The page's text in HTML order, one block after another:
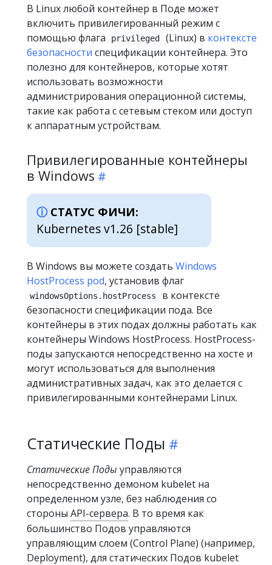
В Linux любой контейнер в Поде может
включить привилегированный режим с
помощью флага
privileged (Linux) в контексте
безопасности спецификации контейнера. Это
полезно для контейнеров, которые хотят
использовать возможности
администрирования операционной системы,
такие как работа с сетевым стеком или доступ
к аппаратным устройствам.
Привилегированные контейнеры
в Windows
СТАТУС ФИЧИ:
Kubernetes v1.26 [stable]
В Windows вы можете создать Windows
HostProcess pod, установив флаг
windowsOptions.hostProcess
в контексте
безопасности спецификации пода. Все
контейнеры в этих подах должны работать как
контейнеры Windows HostProcess. HostProcess-
поды запускаются непосредственно на хосте и
могут использоваться для выполнения
административных задач, как это делается с
привилегированными контейнерами Linux.
Статические Поды
Статические Поды управляются
непосредственно демоном kubelet на
определенном узле, без наблюдения со
стороны API-сервера. В то время как
большинство Подов управляются
управляющим слоем (Control Plane) (например,
Deployment), для статических Подов kubelet